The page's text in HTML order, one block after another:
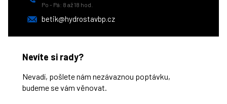
Po - Pá: 8 až 18 hod.
betik@hydrostavbp.cz
Nevíte si rady?
Nevadí, pošlete nám nezávaznou poptávku,
budeme se vám věnovat.